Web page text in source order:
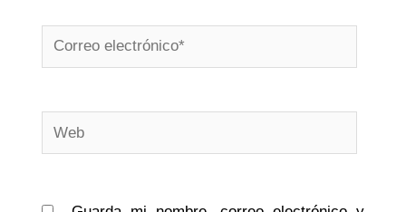
Correo
electrónico*
Web